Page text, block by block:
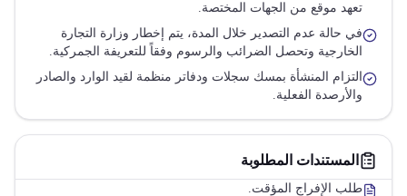
تعهد موقع من الجهات المختصة.
في حالة عدم التصدير خلال المدة، يتم إخطار وزارة التجارة
الخارجية وتحصل الضرائب والرسوم وفقاً للتعريفة الجمركية.
التزام المنشأة بمسك سجلات ودفاتر منظمة لقيد الوارد والصادر
والأرصدة الفعلية.
المستندات المطلوبة
طلب الإفراج المؤقت.